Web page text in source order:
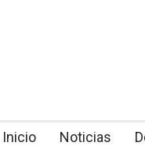
Inicio Noticias